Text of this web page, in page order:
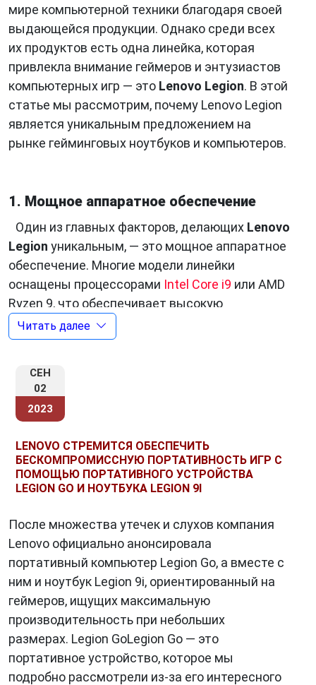
мире компьютерной техники благодаря своей
выдающейся продукции. Однако среди всех
их продуктов есть одна линейка, которая
привлекла внимание геймеров и энтузиастов
компьютерных игр — это Lenovo Legion. В этой
статье мы рассмотрим, почему Lenovo Legion
является уникальным предложением на
рынке гейминговых ноутбуков и компьютеров.
1. Мощное аппаратное обеспечение
Один из главных факторов, делающих Lenovo
Legion уникальным, — это мощное аппаратное
обеспечение. Многие модели линейки
оснащены процессорами Intel Core i9 или AMD
Ryzen 9, что обеспечивает высокую
производительность даже в самых
требовательных играх и приложениях.
обеспечивают потрясающую графику и
поддерживают трассировку лучей для более
реалистичных визуальных эффектов.
2. Инновационный дизайн и
высококачественные материалы
Lenovo Legionтакже выделяется среди
конкурентов своим инновационным дизайном
и высококачественными материалами.
Ноутбуки и компьютеры Legion имеют
современный и агрессивный дизайн, который
отлично сочетается с геймерской эстетикой.
Кроме того, они изготавливаются из прочных
материалов, что делает их надежными и
долговечными.
Читать далее
СЕН
02
2023
LENOVO СТРЕМИТСЯ ОБЕСПЕЧИТЬ
БЕСКОМПРОМИССНУЮ ПОРТАТИВНОСТЬ ИГР С
ПОМОЩЬЮ ПОРТАТИВНОГО УСТРОЙСТВА
LEGION GO И НОУТБУКА LEGION 9I
После множества утечек и слухов компания
Lenovo официально анонсировала
портативный компьютер Legion Go, а вместе с
ним и ноутбук Legion 9i, ориентированный на
геймеров, ищущих максимальную
производительность при небольших
размерах. Legion GoLegion Go — это
портативное устройство, которое мы
подробно рассмотрели из-за его интересного